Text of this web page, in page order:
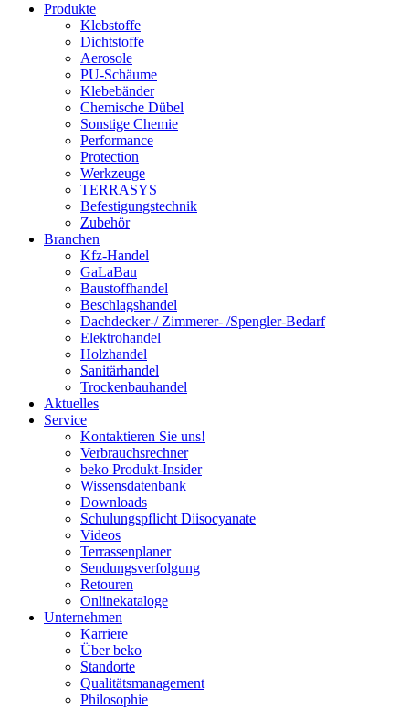
Produkte
Klebstoffe
Dichtstoffe
Aerosole
PU-Schäume
Klebebänder
Chemische Dübel
Sonstige Chemie
Performance
Protection
Werkzeuge
TERRASYS
Befestigungstechnik
Zubehör
Branchen
Kfz-Handel
GaLaBau
Baustoffhandel
Beschlagshandel
Dachdecker-/ Zimmerer- /Spengler-Bedarf
Elektrohandel
Holzhandel
Sanitärhandel
Trockenbauhandel
Aktuelles
Service
Kontaktieren Sie uns!
Verbrauchsrechner
beko Produkt-Insider
Wissensdatenbank
Downloads
Schulungspflicht Diisocyanate
Videos
Terrassenplaner
Sendungsverfolgung
Retouren
Onlinekataloge
Unternehmen
Karriere
Über beko
Standorte
Qualitätsmanagement
Philosophie